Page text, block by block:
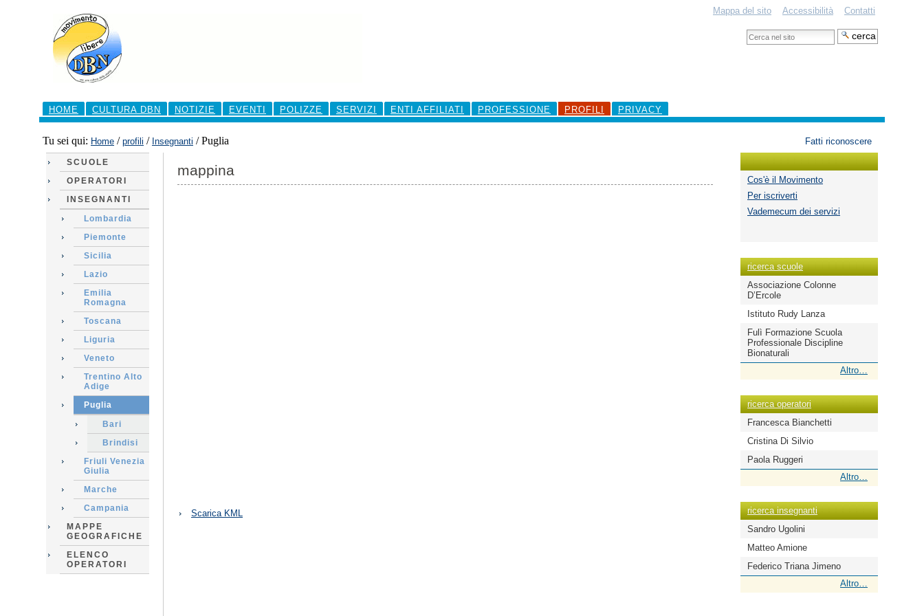
contenuti.
navigazione
Mappa del sito Accessibilità Contatti
Cerca
nel
Sezioni
HOME
CULTURA DBN NOTIZIE EVENTI POLIZZE SERVIZI ENTI AFFILIATI PROFESSIONE PROFILI PRIVACY
Fatti riconoscere
Tu sei qui: Home / profili / Insegnanti /Puglia
SCUOLE
OPERATORI
INSEGNANTI
Lombardia
Piemonte
Sicilia
Lazio
Emilia
Romagna
Toscana
Liguria
Veneto
Trentino Alto
Adige
Puglia
Bari
Brindisi
Friuli Venezia
Giulia
Marche
Campania
MAPPE
GEOGRAFICHE
ELENCO
OPERATORI
mappina
Azioni
sul
Scarica KML
Cos'è il Movimento
Per iscriverti
Vademecum dei servizi
ricerca scuole
Associazione Colonne
D’Ercole
Istituto Rudy Lanza
Fulì Formazione Scuola
Professionale Discipline
Bionaturali
scuole
-
Altro…
ricerca operatori
Francesca Bianchetti
Cristina Di Silvio
Paola Ruggeri
operatori
-
Altro…
ricerca insegnanti
Sandro Ugolini
Matteo Amione
Federico Triana Jimeno
insegnanti
Altro…